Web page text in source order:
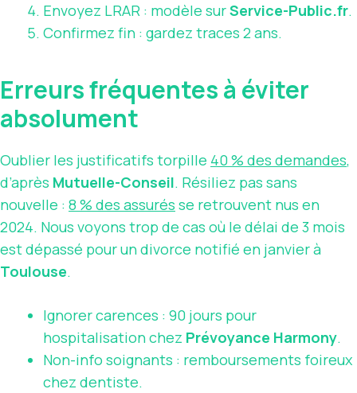
Envoyez LRAR : modèle surService-Public.fr.
Confirmez fin : gardez traces 2 ans.
Erreurs fréquentes à éviter
absolument
Oublier les justificatifs torpille 40 % des demandes,
d’après Mutuelle-Conseil. Résiliez pas sans
nouvelle : 8 % des assurés se retrouvent nus en
2024. Nous voyons trop de cas où le délai de 3 mois
est dépassé pour un divorce notifié en janvier à
Toulouse.
Ignorer carences : 90 jours pour
hospitalisation chez Prévoyance Harmony.
Non-info soignants : remboursements foireux
chez dentiste.